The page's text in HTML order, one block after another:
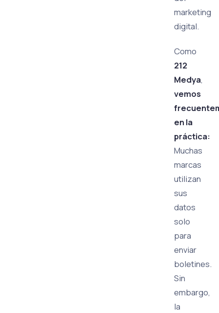
marketing
digital.
Como
212
Medya,
vemos
en la
práctica:
Muchas
marcas
utilizan
sus
datos
solo
para
enviar
boletines.
Sin
embargo,
la